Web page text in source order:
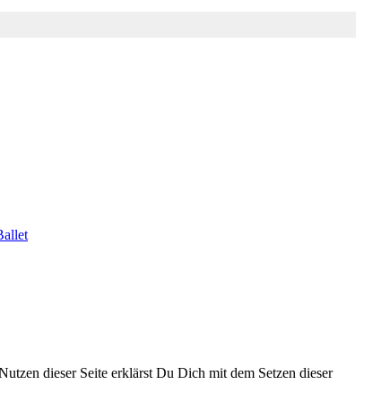
dieser Seite erklärst Du Dich mit dem Setzen dieser